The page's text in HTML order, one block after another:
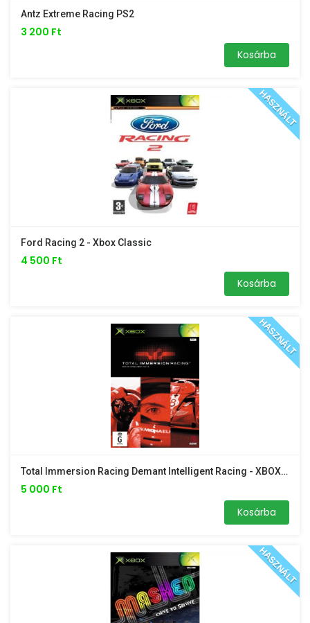
Antz Extreme Racing PS2
3 200 Ft
Kosárba
HASZNÁLT
Ford Racing 2 - Xbox Classic
4 500 Ft
Kosárba
HASZNÁLT
Total Immersion Racing Demant Intelligent Racing - XBOX Classic /borító Nélkül/
5 000 Ft
Kosárba
HASZNÁLT